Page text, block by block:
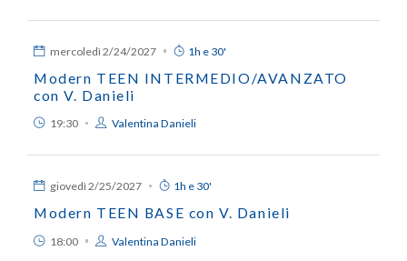
mercoledì 2/24/2027 1h e 30'
Modern TEEN INTERMEDIO/AVANZATO
con V. Danieli
19:30 Valentina Danieli
giovedì 2/25/2027 1h e 30'
Modern TEEN BASE con V. Danieli
18:00 Valentina Danieli